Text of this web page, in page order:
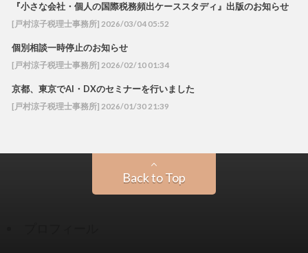
『小さな会社・個人の国際税務頻出ケーススタディ』出版のお知らせ
[戸村涼子税理士事務所] 2026/03/04 05:52
個別相談一時停止のお知らせ
[戸村涼子税理士事務所] 2026/02/10 01:34
京都、東京でAI・DXのセミナーを行いました
[戸村涼子税理士事務所] 2026/01/30 21:39
Back to Top